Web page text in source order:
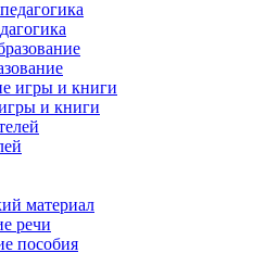
и книги
материал
речи
пособия